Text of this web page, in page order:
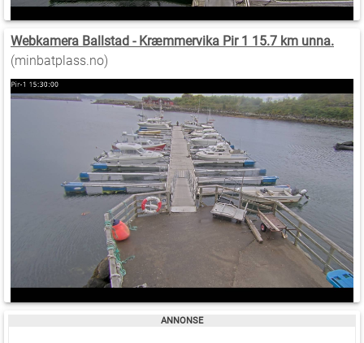
Webkamera Ballstad - Kræmmervika Pir 1 15.7 km unna.
(minbatplass.no)